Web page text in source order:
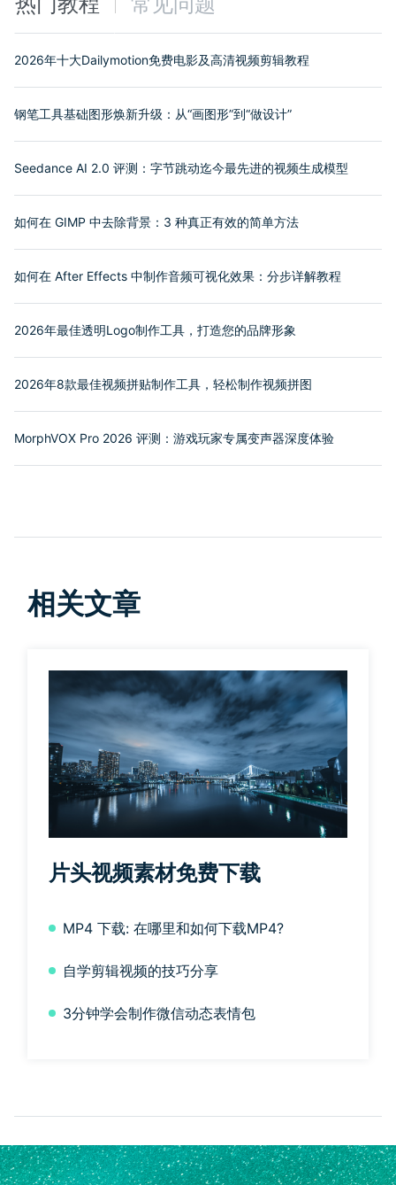
2026年十大Dailymotion免费电影及高清视频剪辑教程
钢笔工具基础图形焕新升级：从“画图形”到“做设计”
Seedance AI 2.0 评测：字节跳动迄今最先进的视频生成模型
如何在 GIMP 中去除背景：3 种真正有效的简单方法
如何在 After Effects 中制作音频可视化效果：分步详解教程
2026年最佳透明Logo制作工具，打造您的品牌形象
2026年8款最佳视频拼贴制作工具，轻松制作视频拼图
MorphVOX Pro 2026 评测：游戏玩家专属变声器深度体验
相关文章
片头视频素材免费下载
MP4 下载: 在哪里和如何下载MP4?
自学剪辑视频的技巧分享
3分钟学会制作微信动态表情包